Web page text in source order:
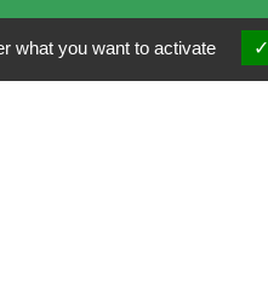
what you want to activate